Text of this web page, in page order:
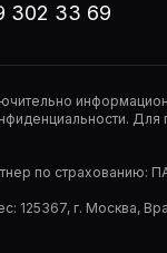
302 33 69
по страхованию:
125367, г. Москва,